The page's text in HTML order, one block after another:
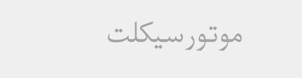
موتور سیکلت